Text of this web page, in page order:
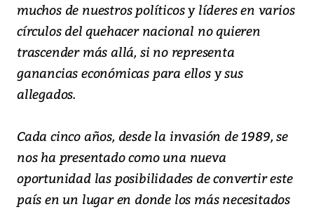
muchos de nuestros políticos y líderes en varios
círculos del quehacer nacional no quieren
trascender más allá, si no representa
ganancias económicas para ellos y sus
allegados.
Cada cinco años, desde la invasión de 1989, se
nos ha presentado como una nueva
oportunidad las posibilidades de convertir este
país en un lugar en donde los más necesitados